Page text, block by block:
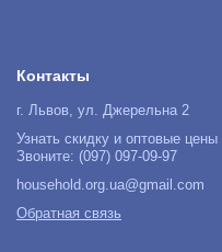
Контакты
г. Львов, ул. Джерельна 2
Узнать скидку и оптовые цены
Звоните: (097) 097-09-97
household.org.ua@gmail.com
Обратная связь